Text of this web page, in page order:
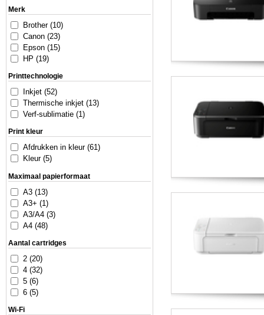
Merk
Brother (10)
Canon (23)
Epson (15)
HP (19)
Printtechnologie
Inkjet (52)
Thermische inkjet (13)
Verf-sublimatie (1)
Print kleur
Afdrukken in kleur (61)
Kleur (5)
Maximaal papierformaat
A3 (13)
A3+ (1)
A3/A4 (3)
A4 (48)
Aantal cartridges
2 (20)
4 (32)
5 (6)
6 (5)
Wi-Fi